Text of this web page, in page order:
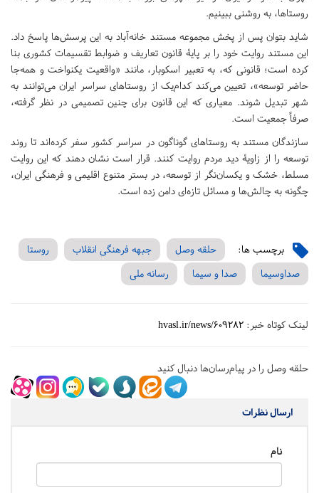
روستاها، به روشنی ببینیم.
شاید بتوان پس از پخش مجموعه مستند خانه‌آباد به این پرسش‌ها پاسخ داد.
این مستند روایت خود را بر پایۀ قانون تعاریف و ضوابط تقسیمات کشوری بنا
کرده است؛ قانونی که، به تعبیر اسکوبار، مانند «واقعیت یکنواخت و همه‌جا
حاضر توسعه»، تعیین می‌کند کدام‌یک از روستاهای سراسر ایران می‌توانند به
شهر تبدیل شوند. معیاری که این قانون برای چنین تصمیمی در نظر گرفته،
صرفاً جمعیت است.
سازندگان مستند به روستاهای گوناگون در سراسر کشور سفر کرده‌اند تا روند
توسعه را از زاویۀ دید مردم روایت کنند. قرار است نشان دهند که این روایت
مسلط، خشک و یکسان‌نگر از توسعه، در بستر متنوع اقلیمی و فرهنگی ایران،
چگونه به چالش‌ها و مسائل تازه‌ای دامن زده است.
برچسب ها: حلقه وصل جبهه فرهنگی انقلاب
روستا
صداوسیما
صدا و سیما رسانه ملی
لینک کوتاه خبر: hvasl.ir/news/609282
حلقه وصل را در پیام‌رسان‌ها دنبال کنید
ارسال نظرات
نام